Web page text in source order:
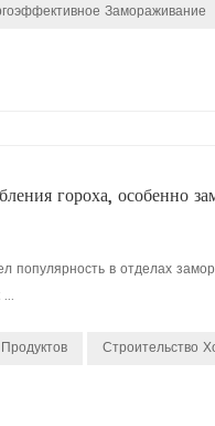
Замораживание
гороха, особенно
популярность в отделах
Строительство